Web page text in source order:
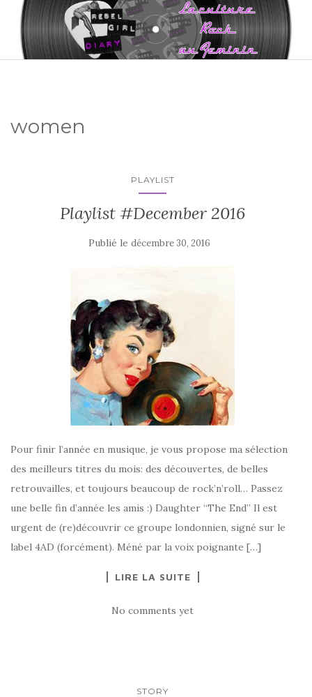
women
PLAYLIST
Playlist #December 2016
Publié le décembre 30, 2016
Pour finir l’année en musique, je vous propose ma sélection
des meilleurs titres du mois: des découvertes, de belles
retrouvailles, et toujours beaucoup de rock’n’roll… Passez
une belle fin d’année les amis :) Daughter “The End” Il est
urgent de (re)découvrir ce groupe londonnien, signé sur le
label 4AD (forcément). Méné par la voix poignante […]
LIRE LA SUITE
No comments yet
STORY